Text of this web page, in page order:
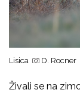
Lisica D. Rocner
Živali se na